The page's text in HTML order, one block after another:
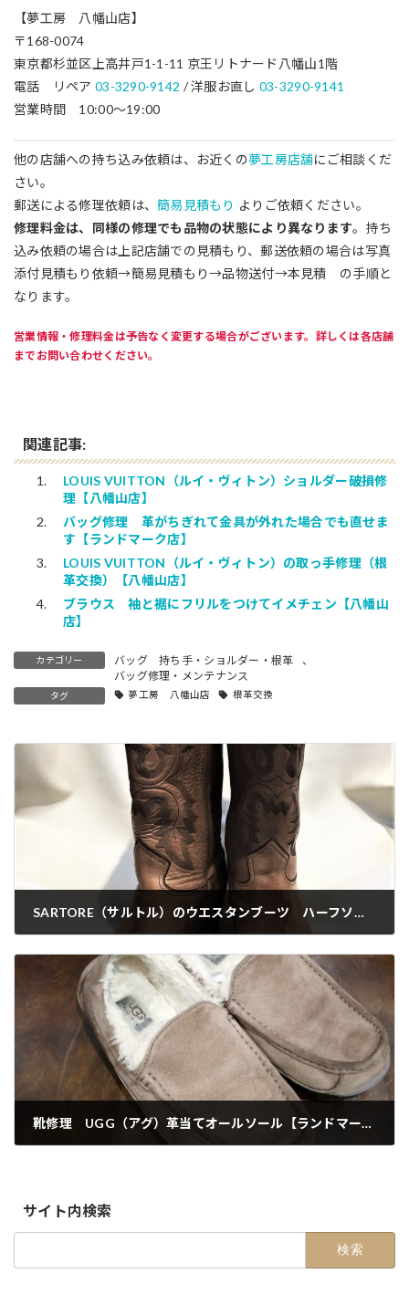
【夢工房 八幡山店】
〒168-0074
東京都杉並区上高井戸1-1-11 京王リトナード八幡山1階
電話 リペア 03-3290-9142 / 洋服お直し 03-3290-9141
営業時間 10:00～19:00
他の店舗への持ち込み依頼は、お近くの夢工房店舗にご相談くだ
さい。
郵送による修理依頼は、簡易見積もり よりご依頼ください。
修理料金は、同様の修理でも品物の状態により異なります。持ち
込み依頼の場合は上記店舗での見積もり、郵送依頼の場合は写真
添付見積もり依頼→簡易見積もり→品物送付→本見積 の手順と
なります。
営業情報・修理料金は予告なく変更する場合がございます。詳しくは各店舗
までお問い合わせください。
関連記事:
LOUIS VUITTON（ルイ・ヴィトン）ショルダー破損修
理【八幡山店】
バッグ修理 革がちぎれて金具が外れた場合でも直せま
す【ランドマーク店】
LOUIS VUITTON（ルイ・ヴィトン）の取っ手修理（根
革交換）【八幡山店】
ブラウス 袖と裾にフリルをつけてイメチェン【八幡山
店】
カテゴリー バッグ 持ち手・ショルダー・根革
、
バッグ修理・メンテナンス
タグ 夢工房 八幡山店 根革交換
SARTORE（サルトル）のウエスタンブーツ ハーフソールとトップリフトの交換【湘南台店】
靴修理 UGG（アグ）革当てオールソール【ランドマーク店】
サイト内検索